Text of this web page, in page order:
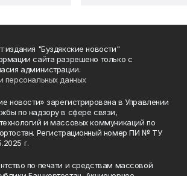
"Буздякские новости"
сайта разрешено только с
администрации.
персональных данных
новости» зарегистрирована в Управлении
по надзору в сфере связи,
и массовых коммуникаций по
Регистрационный номер ПИ № ТУ
г.
по печати и средствам массовой